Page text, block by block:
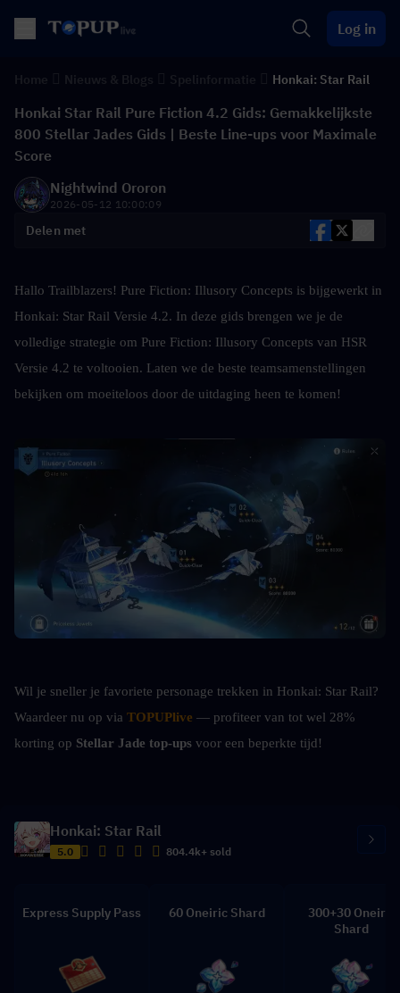
Log in
Honkai: Star Rail
Honkai Star Rail Pure Fiction 4.2 Gids: Gemakkelijkste
800 Stellar Jades Gids | Beste Line-ups voor Maximale
Score
Nightwind Ororon
2026-05-12 10:00:09
Delen met
Hallo Trailblazers! Pure Fiction: Illusory Concepts is bijgewerkt in
Honkai: Star Rail Versie 4.2. In deze gids brengen we je de
volledige strategie om Pure Fiction: Illusory Concepts van HSR
Versie 4.2 te voltooien. Laten we de beste teamsamenstellingen
bekijken om moeiteloos door de uitdaging heen te komen!
Wil je sneller je favoriete personage trekken in Honkai: Star Rail?
Waardeer nu op via TOPUPlive — profiteer van tot wel 28%
korting op Stellar Jade top-ups voor een beperkte tijd!
Honkai: Star Rail
5.0 804.4k+ sold
Express Supply Pass 60 Oneiric Shard
300+30 Oneiric
Shard